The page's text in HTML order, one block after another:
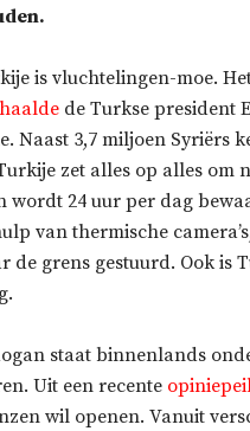
is vluchtelingen-moe.
de Turkse president
Naast 3,7 miljoen Syriërs
zet alles op alles om
wordt 24 uur per dag
van thermische
de grens gestuurd. Ook is
staat binnenlands
Uit een recente
wil openen. Vanuit